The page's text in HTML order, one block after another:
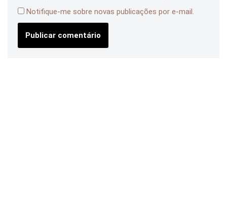
Notifique-me sobre novas publicações por e-mail.